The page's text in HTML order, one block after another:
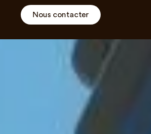
Nous contacter